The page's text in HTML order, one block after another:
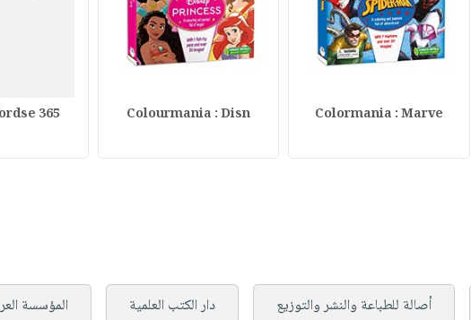
Colormania : Marve
Colourmania : Disn
365 Days of Wordse
أصالة للطباعة والنشر والتوزيع دار الكتب العلمية المؤسسة